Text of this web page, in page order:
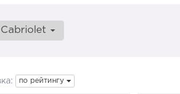
Cabriolet
по рейтингу